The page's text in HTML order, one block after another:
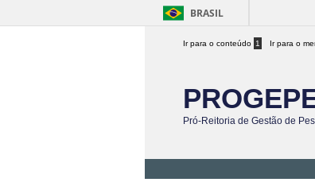
BRASIL
Ir para o conteúdo 1 Ir para o
Pró-Reitoria de Gestão de